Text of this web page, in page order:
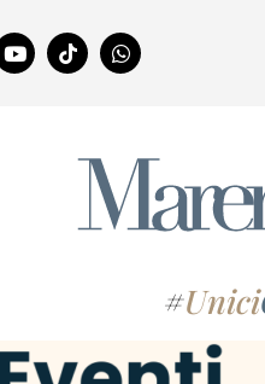
#Unici